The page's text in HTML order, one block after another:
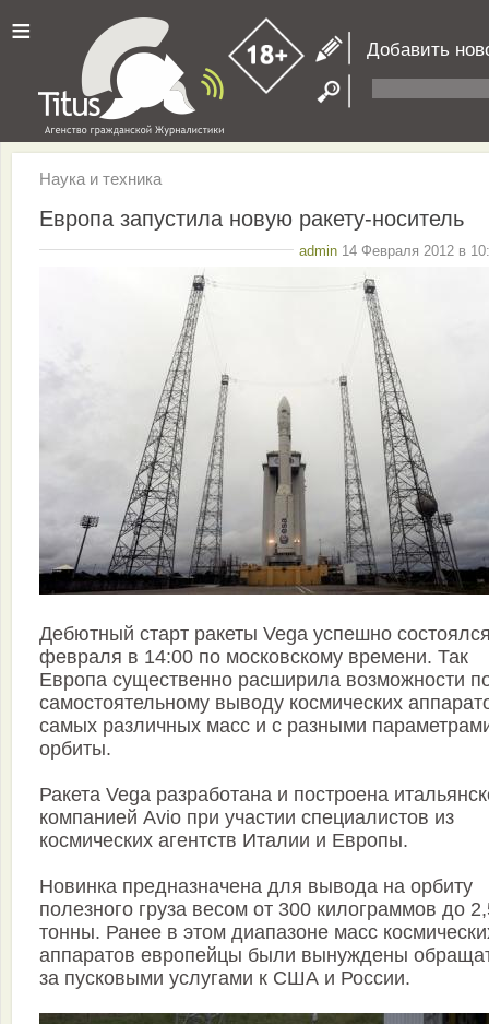
≡ Добавить
Наука и техника
Европа запустила новую ракету-носитель
admin 14 Февраля 2012 в
Дебютный старт ракеты Vega успешно
февраля в 14:00 по московскому времени. Так
Европа существенно расширила возможности
самостоятельному выводу космических
самых различных масс и с разными
орбиты.
Ракета Vega разработана и построена
компанией Avio при участии специалистов из
космических агентств Италии и Европы.
Новинка предназначена для вывода на орбиту
полезного груза весом от 300 килограммов до
тонны. Ранее в этом диапазоне масс
аппаратов европейцы были вынуждены
за пусковыми услугами к США и России.